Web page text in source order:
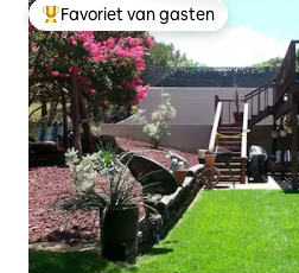
Topfavoriet van gasten
Favoriet van gasten